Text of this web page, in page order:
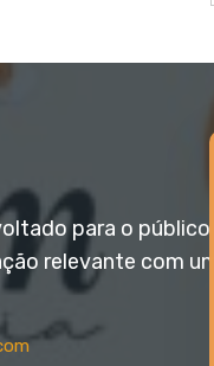
para o
relevante com um